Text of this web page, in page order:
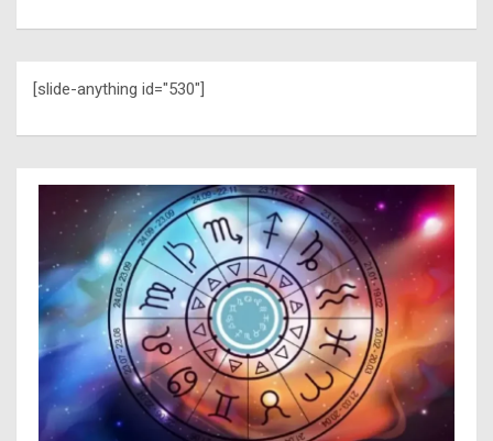
[slide-anything id="530"]